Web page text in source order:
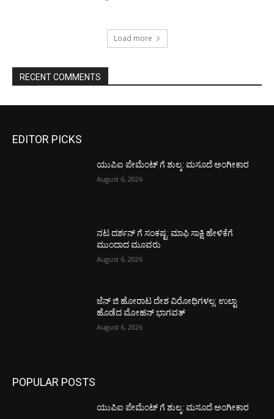
Load more
RECENT COMMENTS
EDITOR PICKS
ಯುಪಿಐ ಪೇಮೆಂಟ್ ಗೆ ಶುಲ್ಕ: ಮಸೂದೆ ಅಂಗೀಕಾರ
August 6, 2026
ನಟ ದರ್ಶನ್ ಗೆ ಸಂಕಷ್ಟ: ಮಾಫಿ ಸಾಕ್ಷಿ ಹೇಳಿಕೆಗೆ
ಮುಂದಾದ ಮೂವರು
August 6, 2026
ಜೆನ್ ಜಿ ಹೋರಾಟ ದೇಶ ವಿರೋಧಿಗಳಲ್ಲ: ಉಲ್ಟಾ
ಹೊಡೆದ ಮೋಹನ್ ಭಾಗವತ್
August 6, 2026
POPULAR POSTS
ಯುಪಿಐ ಪೇಮೆಂಟ್ ಗೆ ಶುಲ್ಕ: ಮಸೂದೆ ಅಂಗೀಕಾರ